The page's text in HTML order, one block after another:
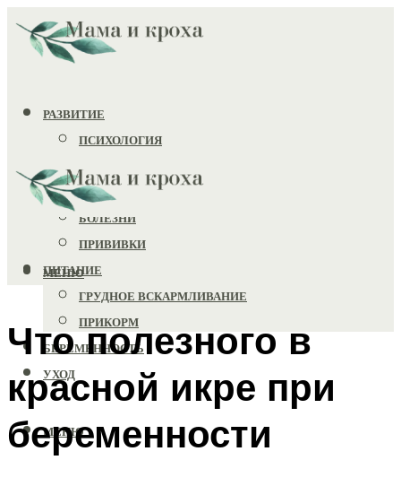
РАЗВИТИЕ
ПСИХОЛОГИЯ
ИГРУШКИ
ЗДОРОВЬЕ
БОЛЕЗНИ
ПРИВИВКИ
ПИТАНИЕ
ГРУДНОЕ ВСКАРМЛИВАНИЕ
ПРИКОРМ
БЕРЕМЕННОСТЬ
УХОД
МЕНЮ
МЕНЮ
Что полезного в
красной икре при
беременности